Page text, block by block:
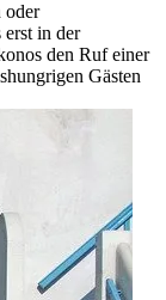
oder
erst in der
den Ruf einer
Gästen